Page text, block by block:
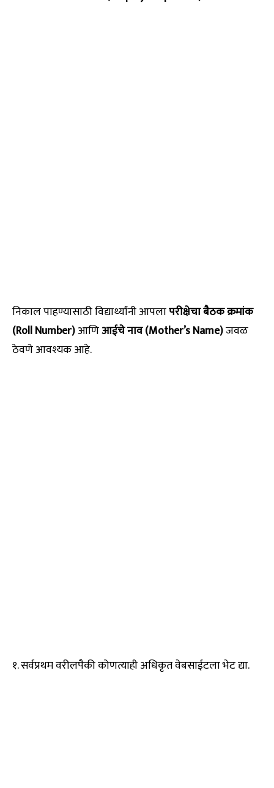
निकाल पाहण्यासाठी विद्यार्थ्यांनी आपलापरीक्षेचा बैठक क्रमांक
(Roll Number)आणिआईचे नाव (Mother’s Name)जवळ
ठेवणे आवश्यक आहे.
१. सर्वप्रथम वरीलपैकी कोणत्याही अधिकृत वेबसाईटला भेट द्या.